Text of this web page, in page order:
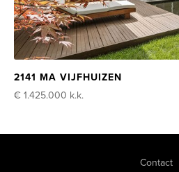
2141 MA VIJFHUIZEN
€ 1.425.000 k.k.
Contact